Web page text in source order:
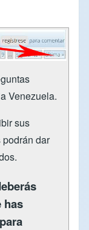
Venezuela.
sus
dar
has
para